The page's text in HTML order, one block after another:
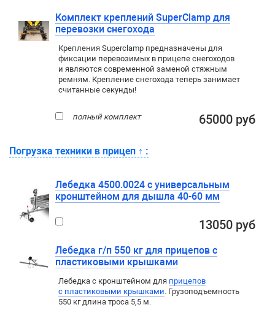
Комплект креплений SuperClamp для
перевозки снегохода
Крепления Superclamp предназначены для
фиксации перевозимых в прицепе снегоходов
и являются современной заменой стяжным
ремням. Крепление снегохода теперь занимает
считанные секунды!
полный комплект 65000 руб
Погрузка техники в прицеп ↑ :
Лебедка 4500.0024 с универсальным
кронштейном для дышла 40-60 мм
13050 руб
Лебедка г/п 550 кг для прицепов с
пластиковыми крышками
Лебедка c кронштейном для прицепов
с пластиковыми крышками. Грузоподъемность
550 кг длина троса 5,5 м.